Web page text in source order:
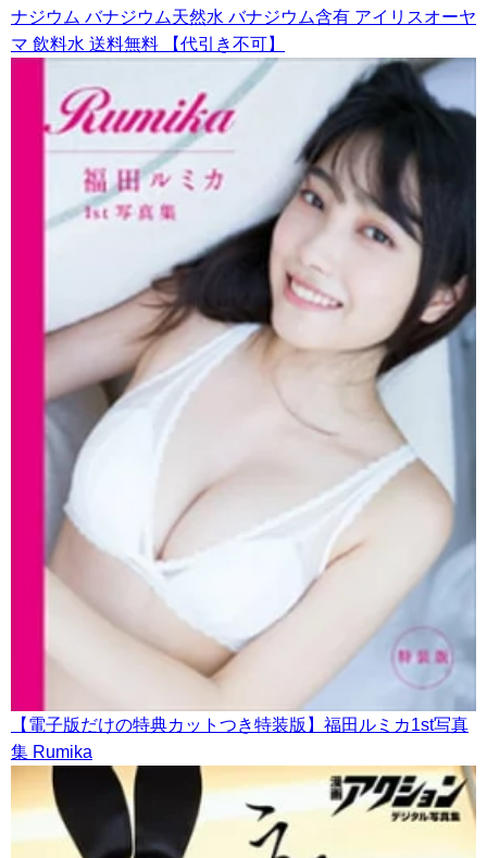
ナジウム バナジウム天然水 バナジウム含有 アイリスオーヤ
マ 飲料水 送料無料 【代引き不可】
【電子版だけの特典カットつき特装版】福田ルミカ1st写真
集 Rumika